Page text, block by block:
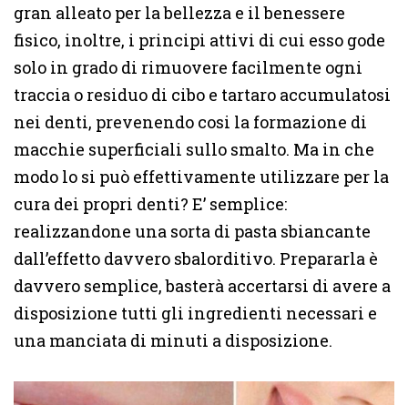
gran alleato per la bellezza e il benessere
fisico, inoltre, i principi attivi di cui esso gode
solo in grado di rimuovere facilmente ogni
traccia o residuo di cibo e tartaro accumulatosi
nei denti, prevenendo cosi la formazione di
macchie superficiali sullo smalto. Ma in che
modo lo si può effettivamente utilizzare per la
cura dei propri denti? E’ semplice:
realizzandone una sorta di pasta sbiancante
dall’effetto davvero sbalorditivo. Prepararla è
davvero semplice, basterà accertarsi di avere a
disposizione tutti gli ingredienti necessari e
una manciata di minuti a disposizione.